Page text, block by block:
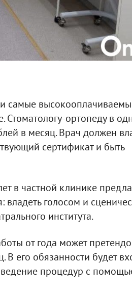
самые
ортопеду в
в месяц. Врач должен
сертификат и быть
в частной клинике
владеть голосом и
института.
от года может
В его обязанности будет
процедур с